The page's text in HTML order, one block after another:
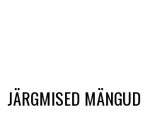
JÄRGMISED MÄNGUD